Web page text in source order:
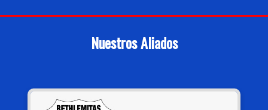
Nuestros Aliados